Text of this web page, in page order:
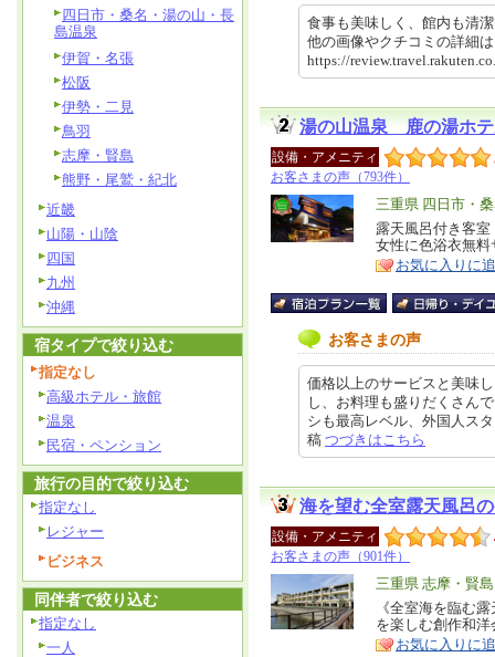
食事も美味しく、館内も清
他の画像やクチコミの詳細
https://
湯の山温泉 鹿の湯ホ
設備・アメニティ
お客さまの声（793件）
エ
リ
ア
三重県 四日市・
特
徴
露天風呂付き客
女性に色浴衣無
お気に入りに
お客さまの声
価格以上のサービスと美味
し、お料理も盛りだくさん
シも最高レベル、外国人ス
稿 つづきはこちら
海を望む全室露天風呂
設備・アメニティ
お客さまの声（901件）
エ
リ
ア
三重県 志摩・賢島
特
徴
《全室海を臨む
を楽しむ創作和
お気に入りに
四日市・桑名・湯の山・長
島温泉
伊賀・名張
松阪
伊勢・二見
鳥羽
志摩・賢島
熊野・尾鷲・紀北
近畿
山陽・山陰
四国
九州
沖縄
宿タイプで絞り込む
指定なし
高級ホテル・旅館
温泉
民宿・ペンション
旅行の目的で絞り込む
指定なし
レジャー
ビジネス
同伴者で絞り込む
指定なし
一人